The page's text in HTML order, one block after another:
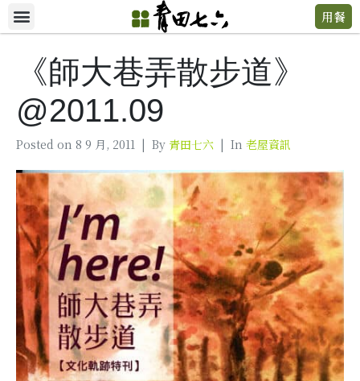
用餐
《師大巷弄散步道》
@2011.09
Posted on 8 9 月, 2011 By 青田七六 In 老屋資訊